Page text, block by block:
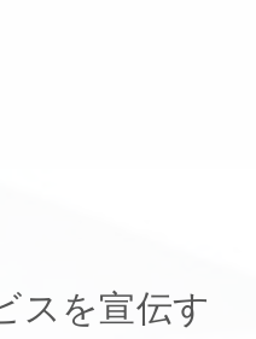
スを宣伝す